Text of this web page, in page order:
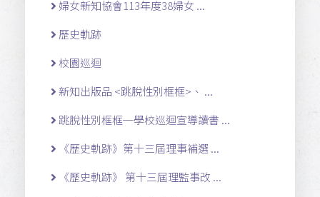
婦女新知協會113年度38婦女 ...
歷史軌跡
校園巡迴
新知出版品 <跳脫性別框框>、 ...
跳脫性別框框─學校巡迴宣導讀書 ...
《歷史軌跡》第十三屆理事補選 ...
《歷史軌跡》 第十三屆理監事改 ...